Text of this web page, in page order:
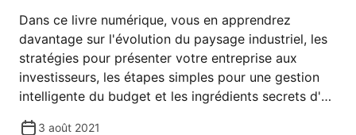
Dans ce livre numérique, vous en apprendrez
davantage sur l'évolution du paysage industriel, les
stratégies pour présenter votre entreprise aux
investisseurs, les étapes simples pour une gestion
intelligente du budget et les ingrédients secrets d'un
3 août 2021